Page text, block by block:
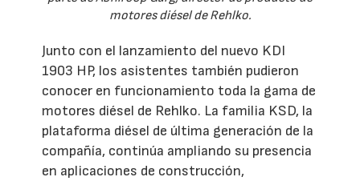
motores diésel de Rehlko.
Junto con el lanzamiento del nuevo KDI
1903 HP, los asistentes también pudieron
conocer en funcionamiento toda la gama de
motores diésel de Rehlko. La familia KSD, la
plataforma diésel de última generación de la
compañía, continúa ampliando su presencia
en aplicaciones de construcción,